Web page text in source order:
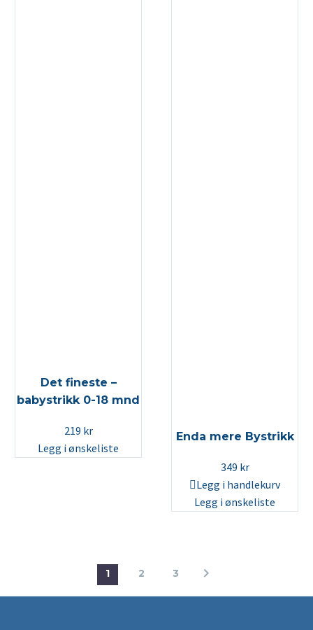
Det fineste –
babystrikk 0-18 mnd
219 kr
Legg i ønskeliste
Enda mere Bystrikk
349 kr
Legg i handlekurv
Legg i ønskeliste
1 2 3